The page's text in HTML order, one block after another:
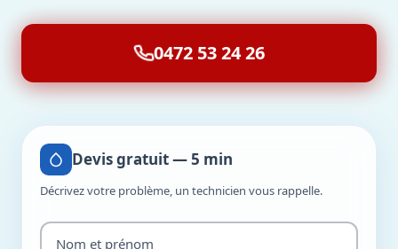
0472 53 24 26
Devis gratuit — 5 min
Décrivez votre problème, un technicien vous rappelle.